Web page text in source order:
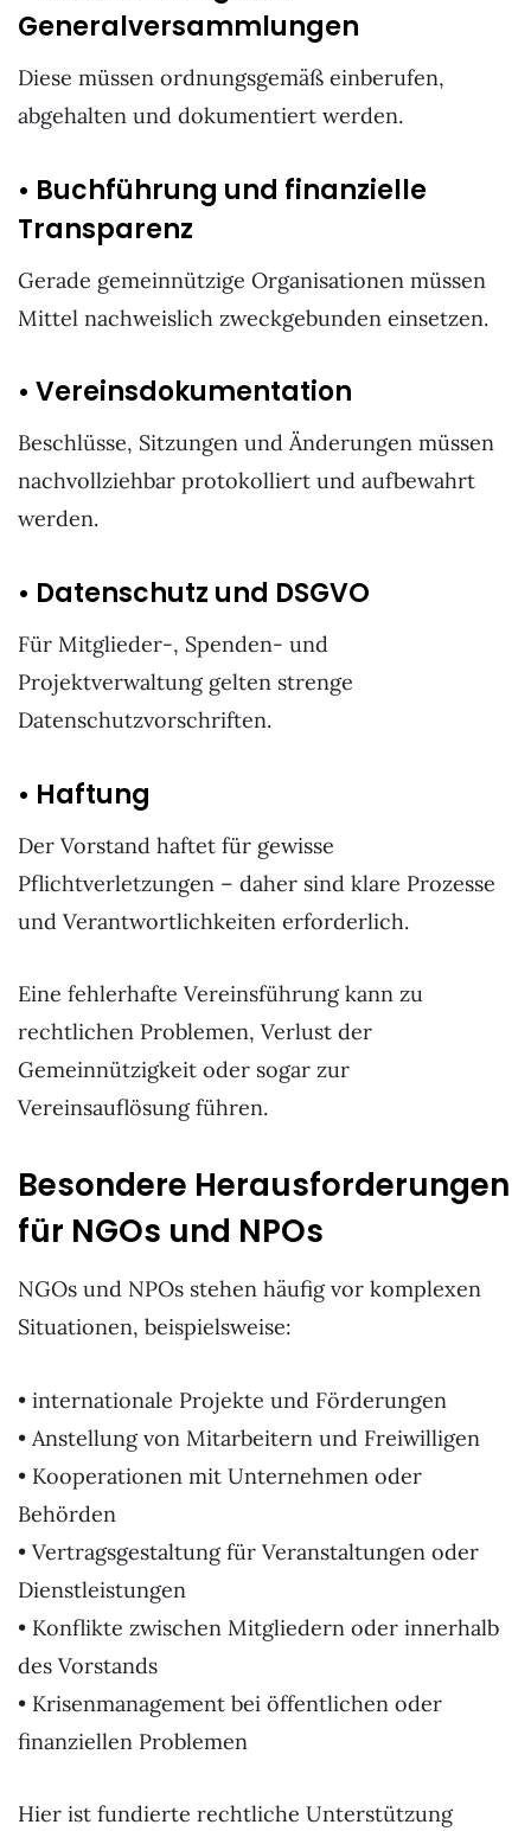
Generalversammlungen
Diese müssen ordnungsgemäß einberufen,
abgehalten und dokumentiert werden.
• Buchführung und finanzielle
Transparenz
Gerade gemeinnützige Organisationen müssen
Mittel nachweislich zweckgebunden einsetzen.
• Vereinsdokumentation
Beschlüsse, Sitzungen und Änderungen müssen
nachvollziehbar protokolliert und aufbewahrt
werden.
• Datenschutz und DSGVO
Für Mitglieder-, Spenden- und
Projektverwaltung gelten strenge
Datenschutzvorschriften.
• Haftung
Der Vorstand haftet für gewisse
Pflichtverletzungen – daher sind klare Prozesse
und Verantwortlichkeiten erforderlich.
Eine fehlerhafte Vereinsführung kann zu
rechtlichen Problemen, Verlust der
Gemeinnützigkeit oder sogar zur
Vereinsauflösung führen.
Besondere Herausforderungen
für NGOs und NPOs
NGOs und NPOs stehen häufig vor komplexen
Situationen, beispielsweise:
• internationale Projekte und Förderungen
• Anstellung von Mitarbeitern und Freiwilligen
• Kooperationen mit Unternehmen oder
Behörden
• Vertragsgestaltung für Veranstaltungen oder
Dienstleistungen
• Konflikte zwischen Mitgliedern oder innerhalb
des Vorstands
• Krisenmanagement bei öffentlichen oder
finanziellen Problemen
Hier ist fundierte rechtliche Unterstützung